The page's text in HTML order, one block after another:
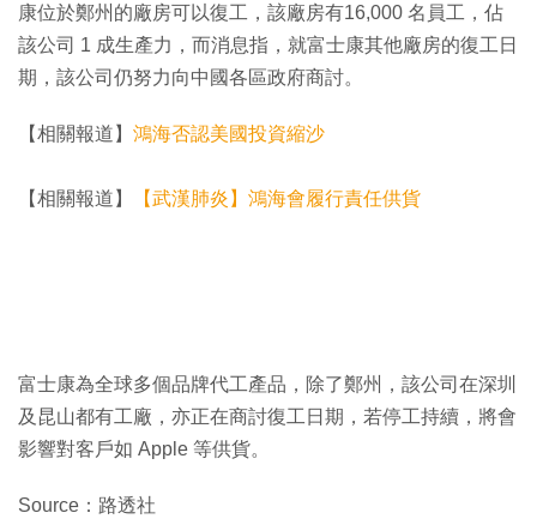
康位於鄭州的廠房可以復工，該廠房有16,000 名員工，佔
該公司 1 成生產力，而消息指，就富士康其他廠房的復工日
期，該公司仍努力向中國各區政府商討。
【相關報道】 鴻海否認美國投資縮沙
【相關報道】 【武漢肺炎】鴻海會履行責任供貨
富士康為全球多個品牌代工產品，除了鄭州，該公司在深圳
及昆山都有工廠，亦正在商討復工日期，若停工持續，將會
影響對客戶如 Apple 等供貨。
Source：路透社